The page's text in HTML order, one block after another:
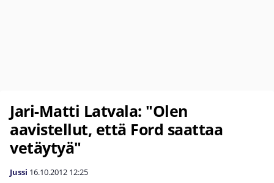
Jari-Matti Latvala: "Olen
aavistellut, että Ford saattaa
vetäytyä"
Jussi 16.10.2012 12:25